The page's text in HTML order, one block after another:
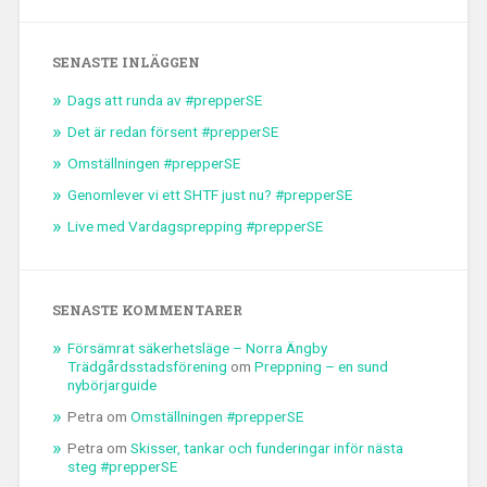
SENASTE INLÄGGEN
Dags att runda av #prepperSE
Det är redan försent #prepperSE
Omställningen #prepperSE
Genomlever vi ett SHTF just nu? #prepperSE
Live med Vardagsprepping #prepperSE
SENASTE KOMMENTARER
Försämrat säkerhetsläge – Norra Ängby
Trädgårdsstadsförening om Preppning – en sund
nybörjarguide
Petra om Omställningen #prepperSE
Petra om Skisser, tankar och funderingar inför nästa
steg #prepperSE